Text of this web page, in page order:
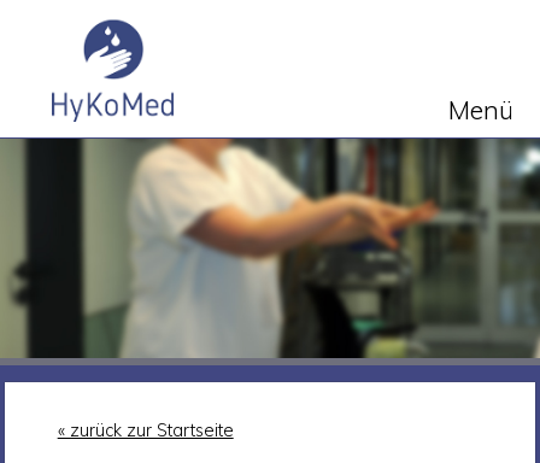
Menü
« zurück zur Startseite